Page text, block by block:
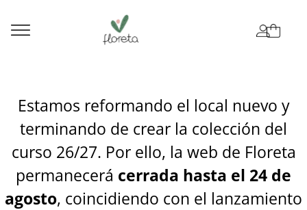
Estamos reformando el local nuevo y
terminando de crear la colección del
curso 26/27. Por ello, la web de Floreta
permanecerá cerrada hasta el 24 de
agosto, coincidiendo con el lanzamiento